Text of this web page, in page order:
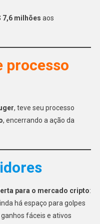
7,6 milhões aos
processo
, teve seu processo
, encerrando a ação da
para o mercado cripto:
há espaço para golpes
fáceis e ativos